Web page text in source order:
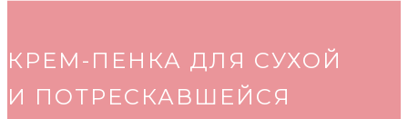
КРЕМ-ПЕНКА ДЛЯ СУХОЙ
И ПОТРЕСКАВШЕЙСЯ